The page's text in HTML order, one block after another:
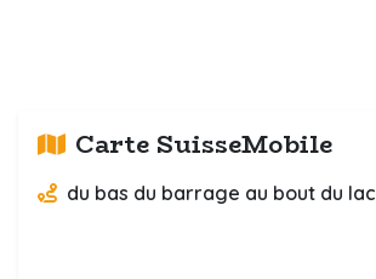
Carte SuisseMobile
du bas du barrage au bout du lac